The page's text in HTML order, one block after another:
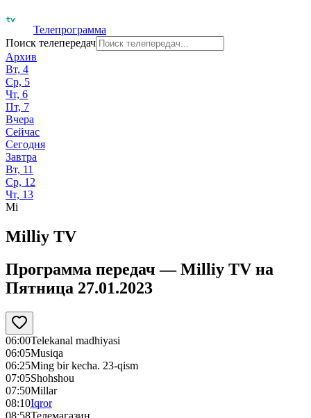
Телепрограмма
Поиск телепередач
Архив
Вт, 4
Ср, 5
Чт, 6
Пт, 7
Вчера
Сейчас
Сегодня
Завтра
Вт, 11
Ср, 12
Чт, 13
Mi
Milliy TV
Программа передач —Milliy TV на
Пятница 27.01.2023
06:00Telekanal madhiyasi
06:05Musiqa
06:25Ming bir kecha. 23-qism
07:05Shohshou
07:50Millar
08:10Iqror
08:58Телемагазин